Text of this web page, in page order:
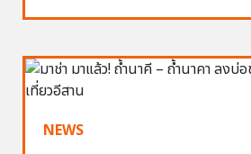
NEWS